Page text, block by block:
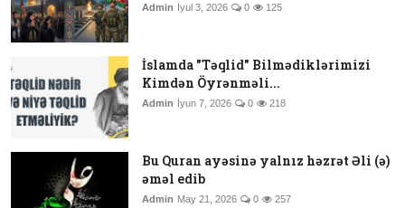
Admin İyul 3, 2026 0 125
İslamda "Təqlid" Bilmədiklərimizi
Kimdən Öyrənməli...
Admin İyun 7, 2026 0 218
Bu Quran ayəsinə yalnız həzrət Əli (ə)
əməl edib
Admin May 21, 2026 0 257